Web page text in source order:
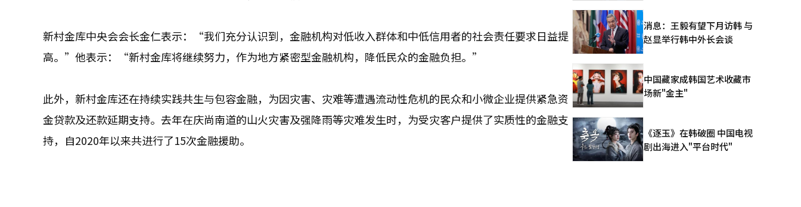
新村金库中央会会长金仁表示：“我们充分认识到，金融机构对低收入群体和中低信用者的社会责任要求日益提
高。”他表示：“新村金库将继续努力，作为地方紧密型金融机构，降低民众的金融负担。”
此外，新村金库还在持续实践共生与包容金融，为因灾害、灾难等遭遇流动性危机的民众和小微企业提供紧急资
金贷款及还款延期支持。去年在庆尚南道的山火灾害及强降雨等灾难发生时，为受灾客户提供了实质性的金融支
持，自2020年以来共进行了15次金融援助。
消息：王毅有望下月访韩 与
赵显举行韩中外长会谈
中国藏家成韩国艺术收藏市
场新"金主"
《逐玉》在韩破圈 中国电视
剧出海进入"平台时代"